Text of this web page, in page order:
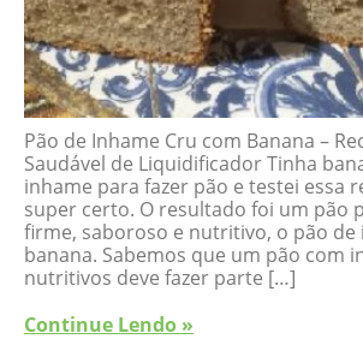
Pão de Inhame Cru com Banana –
Saudável de Liquidificador Tinha
inhame para fazer pão e testei essa
super certo. O resultado foi um pão
firme, saboroso e nutritivo, o pão de
banana. Sabemos que um pão com
nutritivos deve fazer parte […]
Continue Lendo »